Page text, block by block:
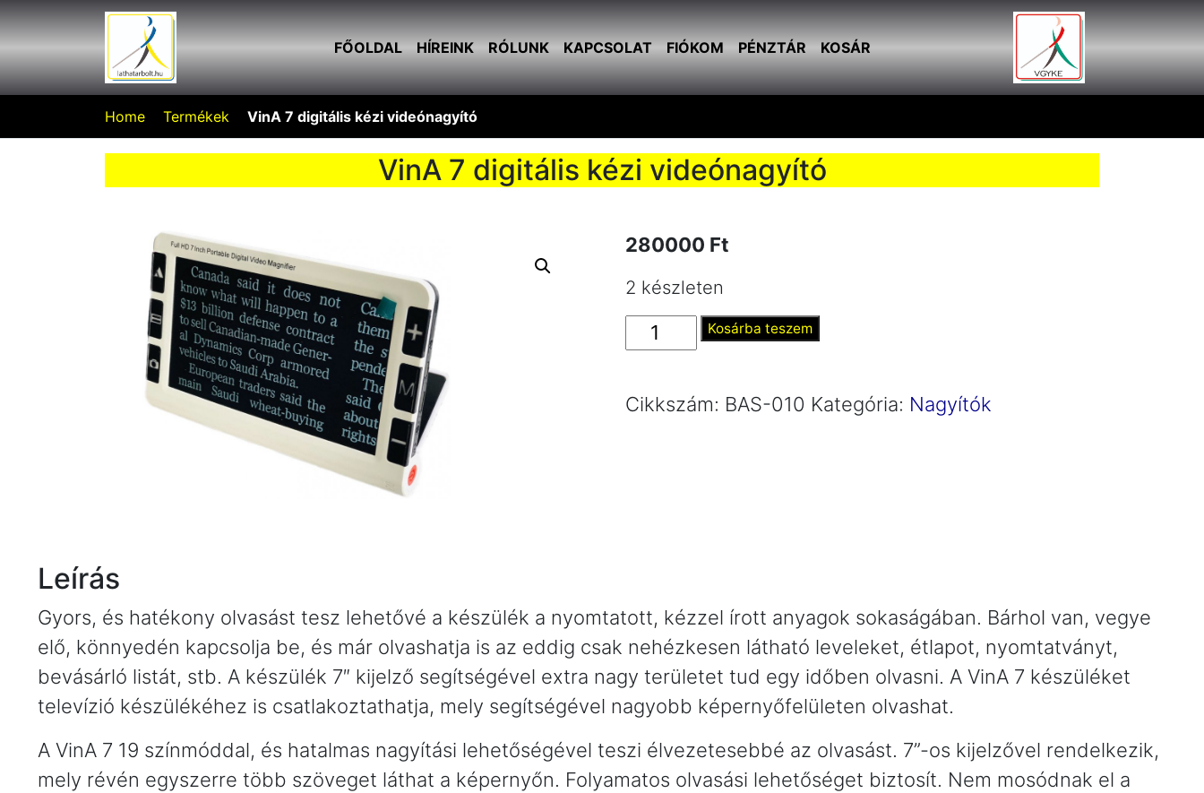
FŐOLDAL HÍREINK RÓLUNK KAPCSOLAT FIÓKOM PÉNZTÁR KOSÁR
Home Termékek VinA 7 digitális kézi videónagyító
VinA 7 digitális kézi videónagyító
280000 Ft
2 készleten
VinA
7
kézi
Kosárba teszem
Cikkszám: BAS-010 Kategória: Nagyítók
Leírás
Gyors, és hatékony olvasást tesz lehetővé a készülék a nyomtatott, kézzel írott anyagok sokaságában. Bárhol van, vegye
elő, könnyedén kapcsolja be, és már olvashatja is az eddig csak nehézkesen látható leveleket, étlapot, nyomtatványt,
bevásárló listát, stb. A készülék 7″ kijelző segítségével extra nagy területet tud egy időben olvasni. A VinA 7 készüléket
televízió készülékéhez is csatlakoztathatja, mely segítségével nagyobb képernyőfelületen olvashat.
A VinA 7 19 színmóddal, és hatalmas nagyítási lehetőségével teszi élvezetesebbé az olvasást. 7”-os kijelzővel rendelkezik,
mely révén egyszerre több szöveget láthat a képernyőn. Folyamatos olvasási lehetőséget biztosít. Nem mosódnak el a